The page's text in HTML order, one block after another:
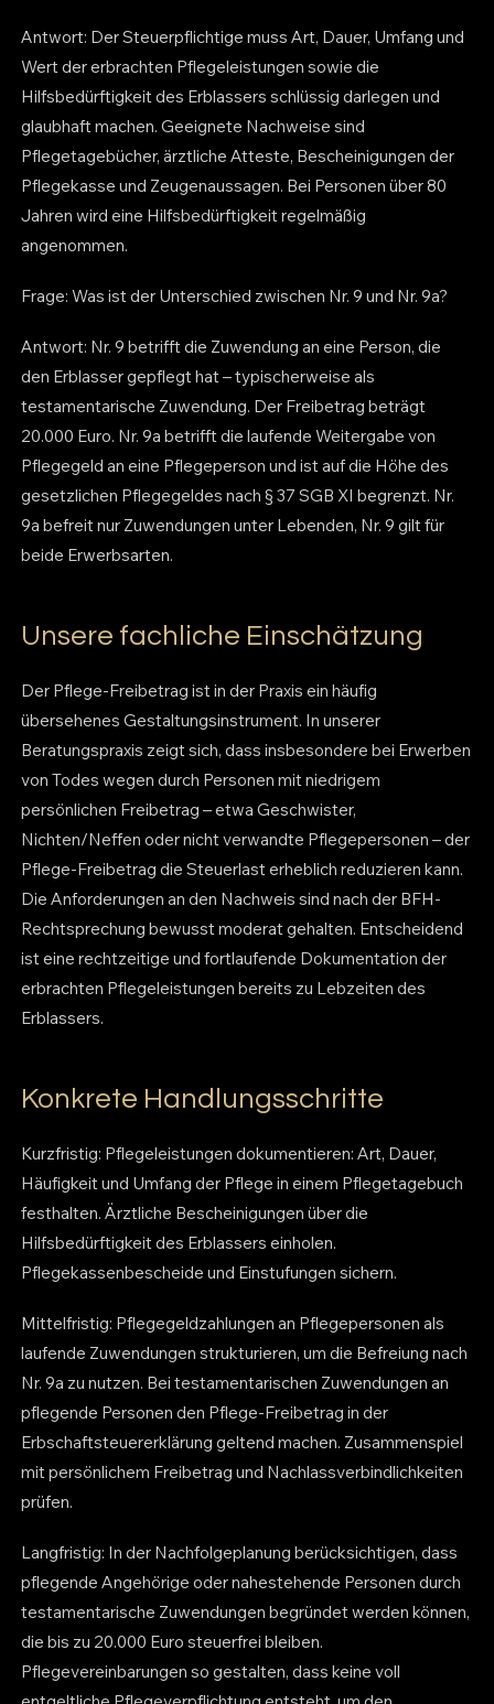
Antwort: Der Steuerpflichtige muss Art, Dauer, Umfang und
Wert der erbrachten Pflegeleistungen sowie die
Hilfsbedürftigkeit des Erblassers schlüssig darlegen und
glaubhaft machen. Geeignete Nachweise sind
Pflegetagebücher, ärztliche Atteste, Bescheinigungen der
Pflegekasse und Zeugenaussagen. Bei Personen über 80
Jahren wird eine Hilfsbedürftigkeit regelmäßig
angenommen.
Frage: Was ist der Unterschied zwischen Nr. 9 und Nr. 9a?
Antwort: Nr. 9 betrifft die Zuwendung an eine Person, die
den Erblasser gepflegt hat – typischerweise als
testamentarische Zuwendung. Der Freibetrag beträgt
20.000 Euro. Nr. 9a betrifft die laufende Weitergabe von
Pflegegeld an eine Pflegeperson und ist auf die Höhe des
gesetzlichen Pflegegeldes nach § 37 SGB XI begrenzt. Nr.
9a befreit nur Zuwendungen unter Lebenden, Nr. 9 gilt für
beide Erwerbsarten.
Unsere fachliche Einschätzung
Der Pflege-Freibetrag ist in der Praxis ein häufig
übersehenes Gestaltungsinstrument. In unserer
Beratungspraxis zeigt sich, dass insbesondere bei Erwerben
von Todes wegen durch Personen mit niedrigem
persönlichen Freibetrag – etwa Geschwister,
Nichten/Neffen oder nicht verwandte Pflegepersonen – der
Pflege-Freibetrag die Steuerlast erheblich reduzieren kann.
Die Anforderungen an den Nachweis sind nach der BFH-
Rechtsprechung bewusst moderat gehalten. Entscheidend
ist eine rechtzeitige und fortlaufende Dokumentation der
erbrachten Pflegeleistungen bereits zu Lebzeiten des
Erblassers.
Konkrete Handlungsschritte
Kurzfristig: Pflegeleistungen dokumentieren: Art, Dauer,
Häufigkeit und Umfang der Pflege in einem Pflegetagebuch
festhalten. Ärztliche Bescheinigungen über die
Hilfsbedürftigkeit des Erblassers einholen.
Pflegekassenbescheide und Einstufungen sichern.
Mittelfristig: Pflegegeldzahlungen an Pflegepersonen als
laufende Zuwendungen strukturieren, um die Befreiung nach
Nr. 9a zu nutzen. Bei testamentarischen Zuwendungen an
pflegende Personen den Pflege-Freibetrag in der
Erbschaftsteuererklärung geltend machen. Zusammenspiel
mit persönlichem Freibetrag und Nachlassverbindlichkeiten
prüfen.
Langfristig: In der Nachfolgeplanung berücksichtigen, dass
pflegende Angehörige oder nahestehende Personen durch
testamentarische Zuwendungen begründet werden können,
die bis zu 20.000 Euro steuerfrei bleiben.
Pflegevereinbarungen so gestalten, dass keine voll